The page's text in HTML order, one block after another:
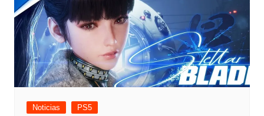
Noticias PS5